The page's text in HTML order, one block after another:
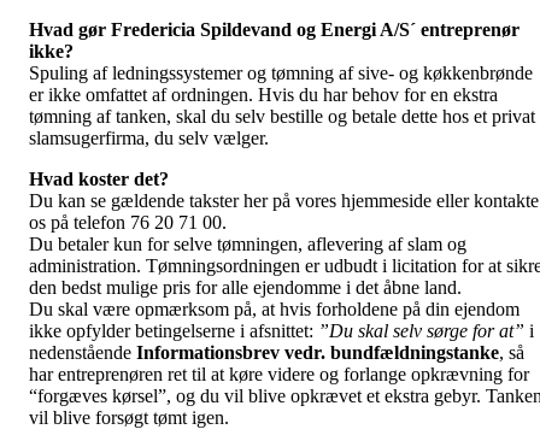
Hvad gør Fredericia Spildevand og Energi A/S´ entreprenør
ikke?
Spuling af ledningssystemer og tømning af sive- og køkkenbrønde
er ikke omfattet af ordningen. Hvis du har behov for en ekstra
tømning af tanken, skal du selv bestille og betale dette hos et privat
slamsugerfirma, du selv vælger.
Hvad koster det?
Du kan se gældende takster her på vores hjemmeside eller kontakte
os på telefon 76 20 71 00.
Du betaler kun for selve tømningen, aflevering af slam og
administration. Tømningsordningen er udbudt i licitation for at
den bedst mulige pris for alle ejendomme i det åbne land.
Du skal være opmærksom på, at hvis forholdene på din ejendom
ikke opfylder betingelserne i afsnittet: ”Du skal selv sørge for at” i
nedenstående Informationsbrev vedr. bundfældningstanke, så
har entreprenøren ret til at køre videre og forlange opkrævning for
“forgæves kørsel”, og du vil blive opkrævet et ekstra gebyr.
vil blive forsøgt tømt igen.